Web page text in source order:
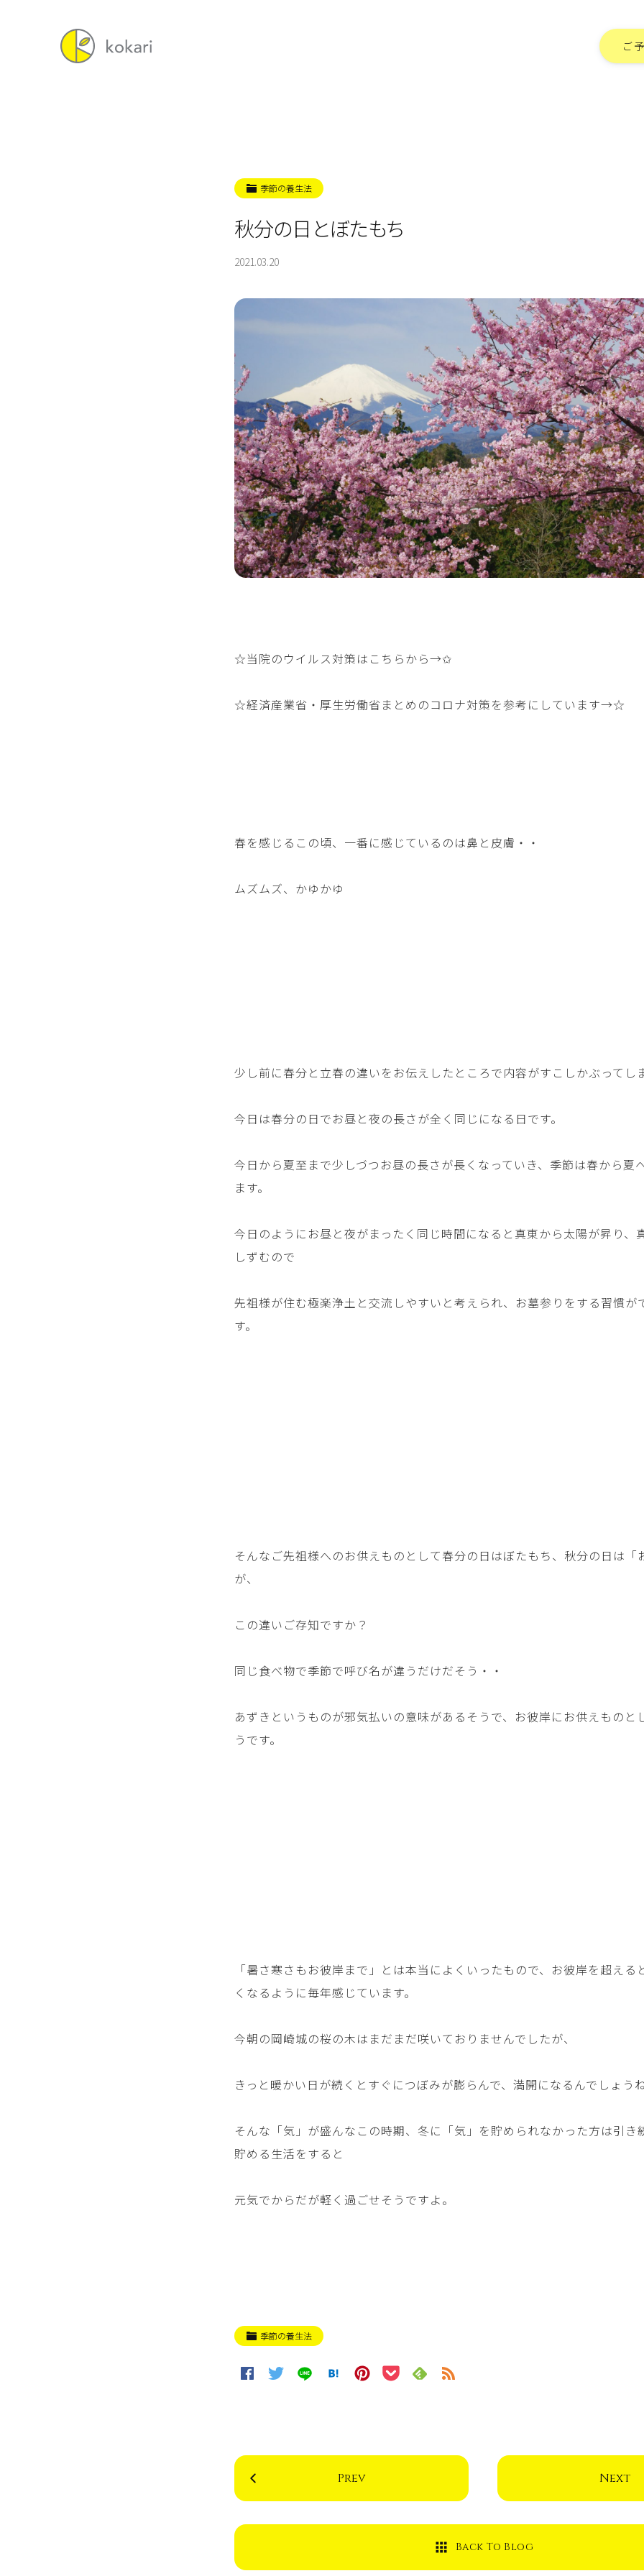
ご
季節の養生法
秋分の日とぼたもち
2021.03.20
☆当院のウイルス対策はこちらから→✩
☆経済産業省・厚生労働省まとめのコロナ対策を参考にしています→☆
春を感じるこの頃、一番に感じているのは鼻と皮膚・・
ムズムズ、かゆかゆ
少し前に春分と立春の違いをお伝えしたところで内容がすこしかぶってし
今日は春分の日でお昼と夜の長さが全く同じになる日です。
今日から夏至まで少しづつお昼の長さが長くなっていき、季節は春から夏
ます。
今日のようにお昼と夜がまったく同じ時間になると真東から太陽が昇り、
しずむので
先祖様が住む極楽浄土と交流しやすいと考えられ、お墓参りをする習慣が
す。
そんなご先祖様へのお供えものとして春分の日はぼたもち、秋分の日は「
が、
この違いご存知ですか？
同じ食べ物で季節で呼び名が違うだけだそう・・
あずきというものが邪気払いの意味があるそうで、お彼岸にお供えものと
うです。
「暑さ寒さもお彼岸まで」とは本当によくいったもので、お彼岸を超える
くなるように毎年感じています。
今朝の岡崎城の桜の木はまだまだ咲いておりませんでしたが、
きっと暖かい日が続くとすぐにつぼみが膨らんで、満開になるんでしょうね
そんな「気」が盛んなこの時期、冬に「気」を貯められなかった方は引き
貯める生活をすると
元気でからだが軽く過ごせそうですよ。
季節の養生法
Prev Next
Back To Blog